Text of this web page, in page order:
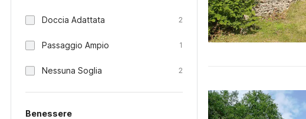
Doccia Adattata 2
Passaggio Ampio 1
Nessuna Soglia 2
Benessere